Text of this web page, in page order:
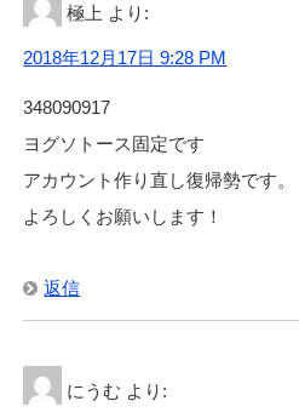
極上 より:
2018年12月17日 9:28 PM
348090917
ヨグソトース固定です
アカウント作り直し復帰勢です。
よろしくお願いします！
返信
にうむ より: